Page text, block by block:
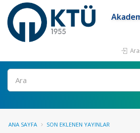
Ara
ANA SAYFA SON EKLENEN YAYINLAR